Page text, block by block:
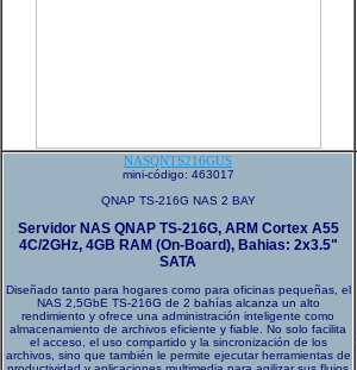
NASQNTS216GUS
mini-código: 463017
QNAP TS-216G NAS 2 BAY
Servidor NAS QNAP TS-216G, ARM Cortex A55
4C/2GHz, 4GB RAM (On-Board), Bahias: 2x3.5"
SATA
Diseñado tanto para hogares como para oficinas pequeñas, el
NAS 2,5GbE TS-216G de 2 bahías alcanza un alto
rendimiento y ofrece una administración inteligente como
almacenamiento de archivos eficiente y fiable. No solo facilita
el acceso, el uso compartido y la sincronización de los
archivos, sino que también le permite ejecutar herramientas de